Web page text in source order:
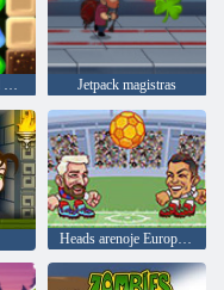
Grįžti į „Candyland 4“: „Lollipop“ sodas Jetpack magistras
Heads arenoje Europos futbolo